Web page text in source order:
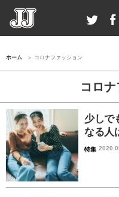
ホーム コロナファッション
コロ
少しで
なる人
特集